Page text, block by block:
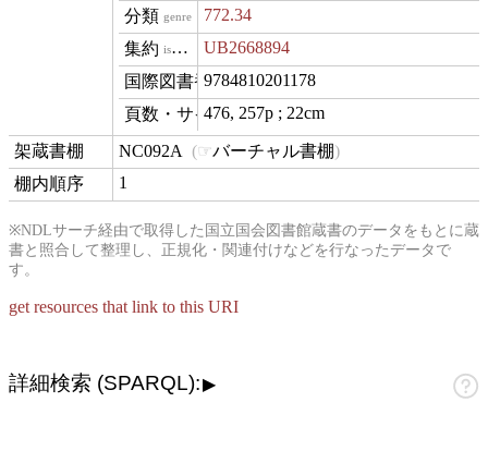
genre 772.34
isVariantOf UB2668894
isbn
9784810201178
materialExtent
476, 257p ; 22cm
contentLocation
NC092A バーチャル書棚
1
※NDLサーチ経由で取得した国立国会図書館蔵書のデータをもとに蔵
書と照合して整理し、正規化・関連付けなどを行なったデータで
す。
get resources that link to this URI
詳細検索 (SPARQL):▶